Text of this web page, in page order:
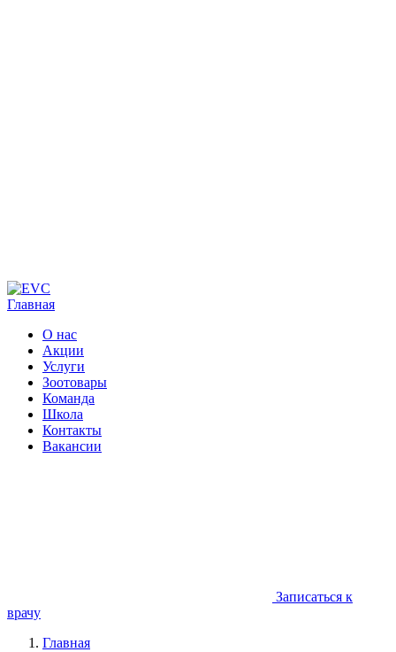
Главная
О нас
Акции
Услуги
Зоотовары
Команда
Школа
Контакты
Вакансии
Записаться к
врачу
Главная